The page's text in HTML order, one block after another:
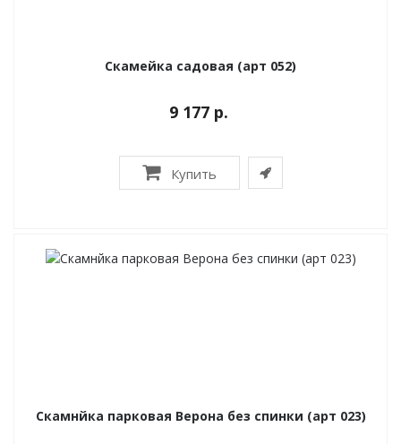
Скамейка садовая (арт 052)
9 177 р.
Купить
Скамнйка парковая Верона без спинки (арт 023)